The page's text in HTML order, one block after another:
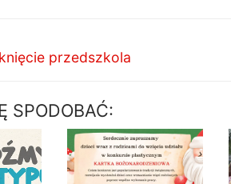
przedszkola
SPODOBAĆ: